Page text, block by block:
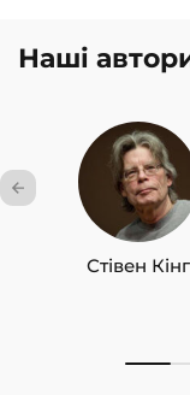
Наші
Стівен Кінг